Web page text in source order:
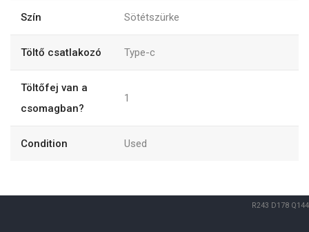
Szín Sötétszürke
Töltő csatlakozó Type-c
Töltőfej van a
csomagban?
1
Condition Used
R243 D178 Q144